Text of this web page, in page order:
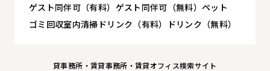
ゲスト同伴可（有料） ゲスト同伴可（無料）ペット
ゴミ回収室内清掃 ドリンク（有料） ドリンク（無料）
貸事務所・賃貸事務所・賃貸オフィス検索サイト